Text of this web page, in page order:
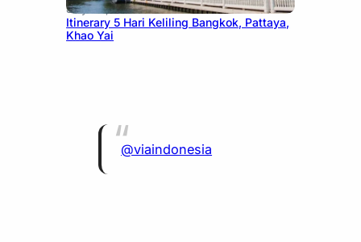
July 20, 2026
Itinerary 5 Hari Keliling Bangkok, Pattaya,
Khao Yai
@viaindonesia